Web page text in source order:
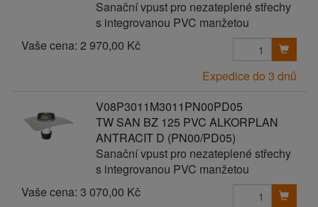
Sanační vpust pro nezateplené střechy
s integrovanou PVC manžetou
Vaše cena: 2 970,00 Kč
Expedice do 3 dnů
V08P3011M3011PN00PD05
TW SAN BZ 125 PVC ALKORPLAN
ANTRACIT D (PN00/PD05)
Sanační vpust pro nezateplené střechy
s integrovanou PVC manžetou
Vaše cena: 3 070,00 Kč